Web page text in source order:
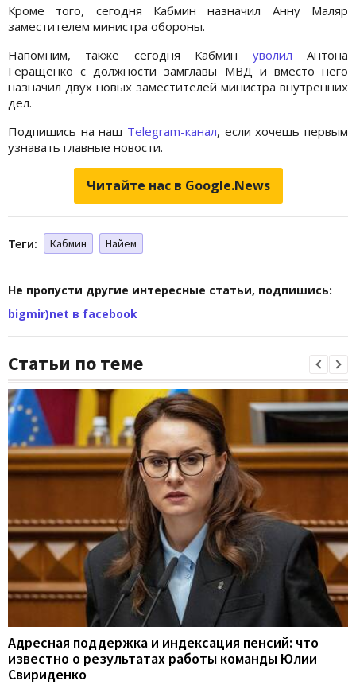
Кроме того, сегодня Кабмин назначил Анну Маляр
заместителем министра обороны.
Напомним, также сегодня Кабмин уволил Антона
Геращенко с должности замглавы МВД и вместо него
назначил двух новых заместителей министра внутренних
дел.
Подпишись на наш Telegram-канал, если хочешь первым
узнавать главные новости.
Читайте нас в Google.News
Теги: Кабмин Найем
Не пропусти другие интересные статьи, подпишись:
bigmir)net в facebook
Статьи по теме
Адресная поддержка и индексация пенсий: что
известно о результатах работы команды Юлии
Свириденко